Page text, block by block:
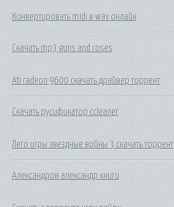
Конвертировать midi в wav онлайн
Скачать mp3 guns and roses
Ati radeon 9600 скачать драйвер торрент
Скачать русификатор ccleaner
Лего игры звездные войны 3 скачать торрент
Александров александр книги